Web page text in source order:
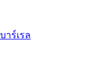
าร์เรล